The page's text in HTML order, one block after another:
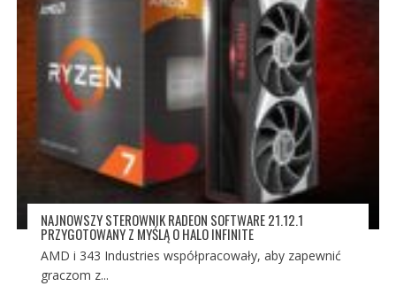
NAJNOWSZY STEROWNIK RADEON SOFTWARE 21.12.1
PRZYGOTOWANY Z MYŚLĄ O HALO INFINITE
AMD i 343 Industries współpracowały, aby zapewnić
graczom z...